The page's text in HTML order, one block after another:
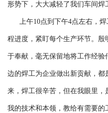
形势下，大大减轻了我们车间焊
上午10点到下午4点左右，焊
程进度，紧盯每个生产环节。
于奉献，毫无保留地将工作经
边的焊工为企业做出新贡献，
来，焊工很辛苦，但在我眼里
我的技术和本领，教给有需要